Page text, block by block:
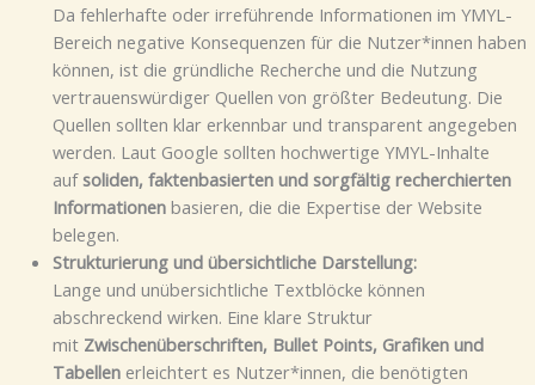
Da fehlerhafte oder irreführende Informationen im YMYL-
Bereich negative Konsequenzen für die Nutzer*innen haben
können, ist die gründliche Recherche und die Nutzung
vertrauenswürdiger Quellen von größter Bedeutung. Die
Quellen sollten klar erkennbar und transparent angegeben
werden. Laut Google sollten hochwertige YMYL-Inhalte
aufsoliden, faktenbasierten und sorgfältig recherchierten
Informationenbasieren, die die Expertise der Website
belegen.
Strukturierung und übersichtliche Darstellung:
Lange und unübersichtliche Textblöcke können
abschreckend wirken. Eine klare Struktur
mit Zwischenüberschriften, Bullet Points, Grafiken und
Tabellenerleichtert es Nutzer*innen, die benötigten